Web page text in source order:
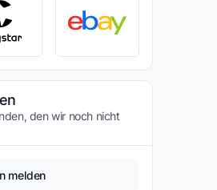
den wir noch nicht
melden